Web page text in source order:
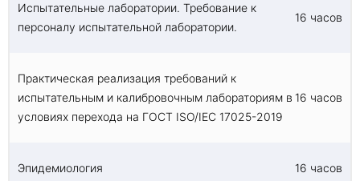
Испытательные лаборатории. Требование к
персоналу испытательной лаборатории.
16 часов
Практическая реализация требований к
испытательным и калибровочным лабораториям в
условиях перехода на ГОСТ ISO/IEC 17025-2019
16 часов
Эпидемиология 16 часов